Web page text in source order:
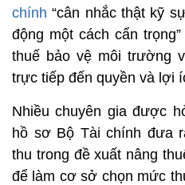
chính “cân nhắc thật kỹ
động một cách cẩn
thuế bảo vệ môi trường
trực tiếp đến quyền và lợi
Nhiều chuyên gia được
hồ sơ Bộ Tài chính đưa
thu trong đề xuất nâng
để làm cơ sở chọn mức